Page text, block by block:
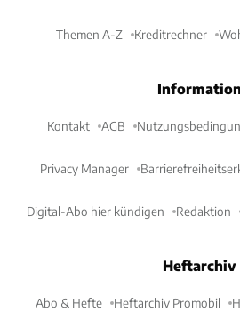
Themen A-Z Kreditrechner
Kontakt AGB
Privacy Manager
Digital-Abo hier kündigen Redaktion
Heftarchiv
Abo & Hefte Heftarchiv Promobil